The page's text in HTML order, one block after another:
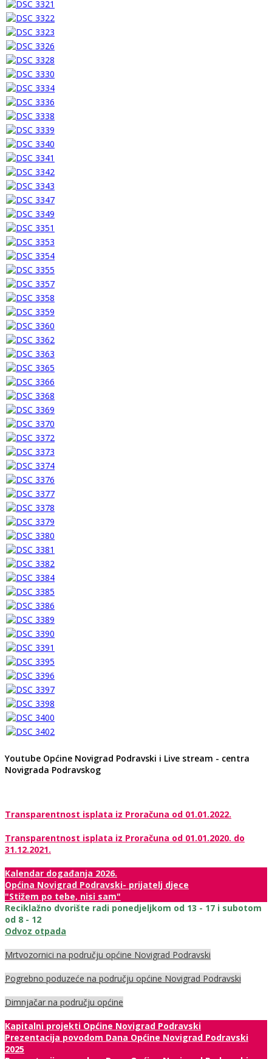
Youtube Općine Novigrad Podravski i Live stream - centra
Novigrada Podravskog
Transparentnost isplata iz Proračuna od 01.01.2022.
Transparentnost isplata iz Proračuna od 01.01.2020. do
31.12.2021.
Kalendar događanja 2026.
Općina Novigrad Podravski- prijatelj djece
"Stižem po tebe, nisi sam"
Reciklažno dvorište radi ponedjeljkom od 13 - 17 i subotom
od 8 - 12
Odvoz otpada
Mrtvozornici na području općine Novigrad Podravski
Pogrebno poduzeće na području općine Novigrad Podravski
Dimnjačar na području općine
Kapitalni projekti Općine Novigrad Podravski
Prezentacija povodom Dana Općine Novigrad Podravski
2025